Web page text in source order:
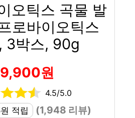
오틱스 곡물 발
로바이오틱스
3박스, 90g
원
4.5/5.0
적립
(1,948 리뷰)